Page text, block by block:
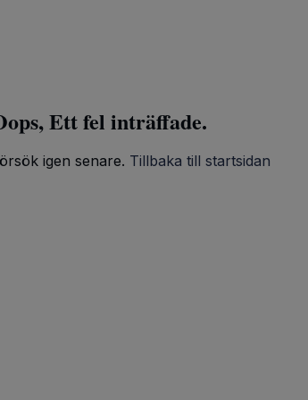
Ett fel inträffade.
igen senare. Tillbaka till startsidan